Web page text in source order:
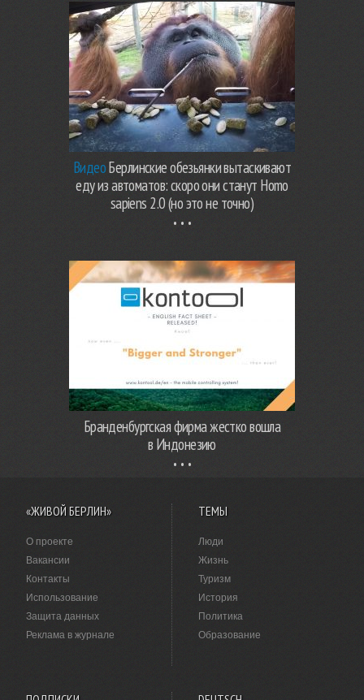
ВидеоБерлинские обезьянки вытаскивают
еду из автоматов: скоро они станут Homo
sapiens 2.0 (но это не точно)
Бранденбургская фирма жестко вошла
в Индонезию
«ЖИВОЙ БЕРЛИН»
О проекте
Вакансии
Контакты
Использование
Защита данных
Реклама в журнале
ТЕМЫ
Люди
Жизнь
Туризм
История
Политика
Образование